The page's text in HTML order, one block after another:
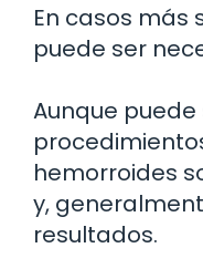
En casos más
puede ser
Aunque
hemorroides
y,
resultados.